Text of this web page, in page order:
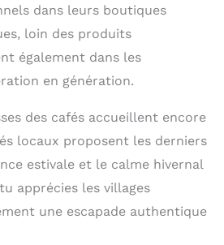
dans leurs boutiques
loin des produits
également dans les
en génération.
des cafés accueillent encore
locaux proposent les derniers
estivale et le calme hivernal
apprécies les villages
une escapade authentique